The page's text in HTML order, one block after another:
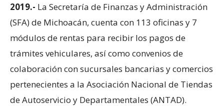
2019.- La Secretaría de Finanzas y Administración
(SFA) de Michoacán, cuenta con 113 oficinas y 7
módulos de rentas para recibir los pagos de
trámites vehiculares, así como convenios de
colaboración con sucursales bancarias y comercios
pertenecientes a la Asociación Nacional de Tiendas
de Autoservicio y Departamentales (ANTAD).